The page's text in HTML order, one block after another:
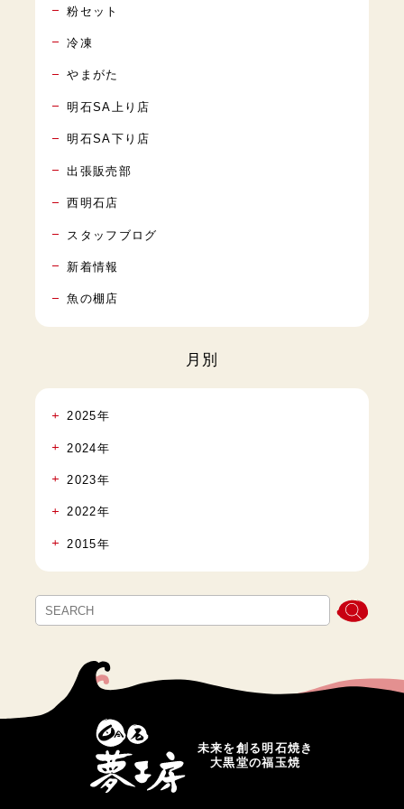
粉セット
冷凍
やまがた
明石SA上り店
明石SA下り店
出張販売部
西明石店
スタッフブログ
新着情報
魚の棚店
月別
2025年
2024年
2023年
2022年
2015年
未来を創る明石焼き
大黒堂の福玉焼